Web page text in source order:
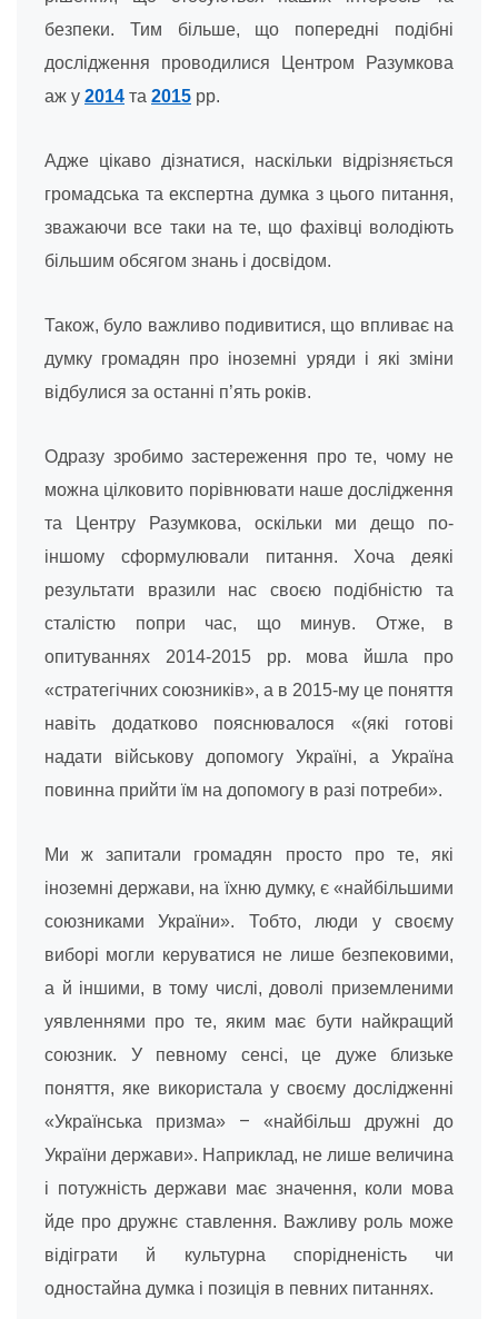
безпеки. Тим більше, що попередні подібні
дослідження проводилися Центром Разумкова
аж у 2014 та 2015 рр.
Адже цікаво дізнатися, наскільки відрізняється
громадська та експертна думка з цього питання,
зважаючи все таки на те, що фахівці володіють
більшим обсягом знань і досвідом.
Також, було важливо подивитися, що впливає на
думку громадян про іноземні уряди і які зміни
відбулися за останні п’ять років.
Одразу зробимо застереження про те, чому не
можна цілковито порівнювати наше дослідження
та Центру Разумкова, оскільки ми дещо по-
іншому сформулювали питання. Хоча деякі
результати вразили нас своєю подібністю та
сталістю попри час, що минув. Отже, в
опитуваннях 2014-2015 рр. мова йшла про
«стратегічних союзників», а в 2015-му це поняття
навіть додатково пояснювалося «(які готові
надати військову допомогу Україні, а Україна
повинна прийти їм на допомогу в разі потреби».
Ми ж запитали громадян просто про те, які
іноземні держави, на їхню думку, є «найбільшими
союзниками України». Тобто, люди у своєму
виборі могли керуватися не лише безпековими,
а й іншими, в тому числі, доволі приземленими
уявленнями про те, яким має бути найкращий
союзник. У певному сенсі, це дуже близьке
поняття, яке використала у своєму дослідженні
«Українська призма» – «найбільш дружні до
України держави». Наприклад, не лише величина
і потужність держави має значення, коли мова
йде про дружнє ставлення. Важливу роль може
відіграти й культурна спорідненість чи
одностайна думка і позиція в певних питаннях.